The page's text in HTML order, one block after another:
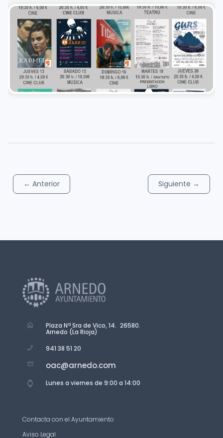
← Anterior Siguiente →
Plaza Nª Sra de Vico, 14. 26580.
Arnedo (La Rioja)
941 38 51 20
oac@arnedo.com
Lunes a viernes de 9:00 a 14:00
Contacta con el Ayuntamiento
Aviso Legal